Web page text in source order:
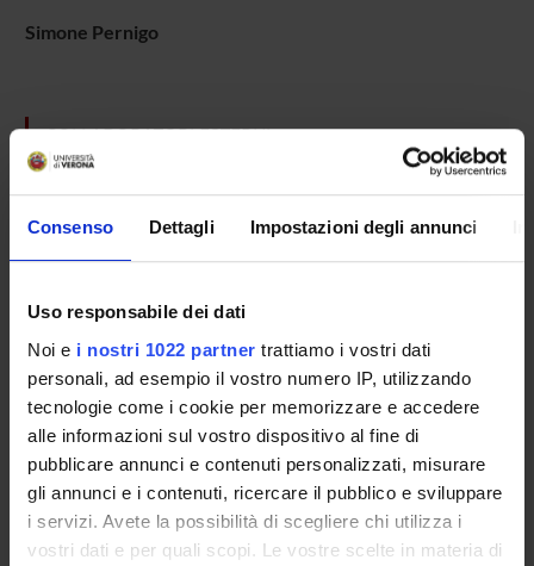
Consenso Dettagli Impostazioni degli annunci
Uso responsabile dei dati
Noi e i nostri 1022 partner trattiamo i vostri dati
personali, ad esempio il vostro numero IP, utilizzando
tecnologie come i cookie per memorizzare e accedere
alle informazioni sul vostro dispositivo al fine di
pubblicare annunci e contenuti personalizzati, misurare
gli annunci e i contenuti, ricercare il pubblico e sviluppare
i servizi. Avete la possibilità di scegliere chi utilizza i
vostri dati e per quali scopi. Le vostre scelte in materia di
Simone Pernigo
COLLABORATORI ESTERNI
Salvatore Maria Aglioti
Universita' di Roma "La Sapienza" Dip. Psicologia
Professore associato
SECTIONS
Physiology and Psychology Section